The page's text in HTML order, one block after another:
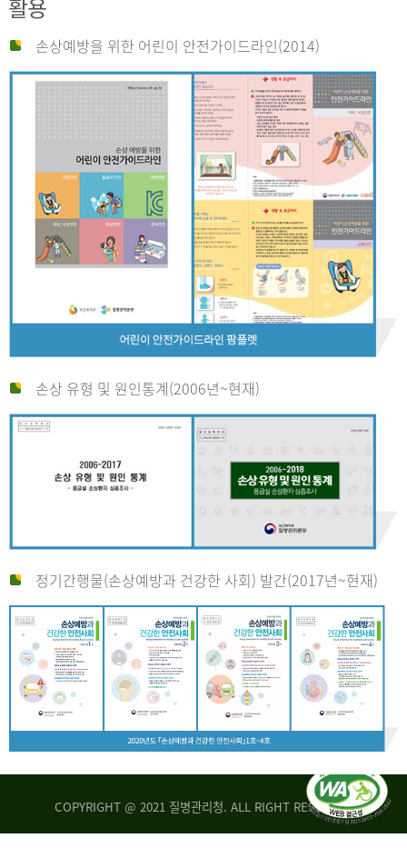
활용
손상예방을 위한 어린이 안전가이드라인(2014)
손상 유형 및 원인통계(2006년~현재)
정기간행물(손상예방과 건강한 사회) 발간(2017년~현재)
COPYRIGHT @ 2021 질병관리청. ALL RIGHT RESERVED